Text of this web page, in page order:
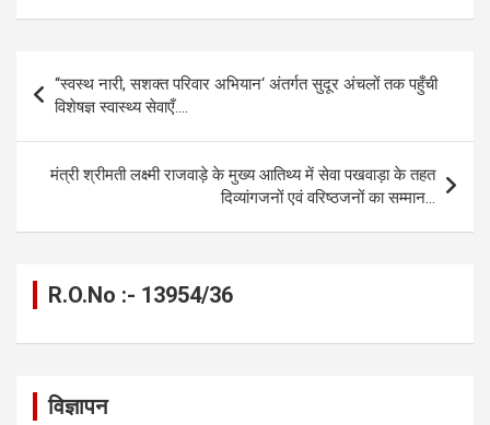
ce
o
o
k
se
n
g
er
at
A
p
p
e
gr
a
m
ail py
Li
n
k
ar
e
navigation
‘‘स्वस्थ नारी, सशक्त परिवार अभियान‘ अंतर्गत सुदूर अंचलों तक पहुँची
विशेषज्ञ स्वास्थ्य सेवाएँ….
मंत्री श्रीमती लक्ष्मी राजवाड़े के मुख्य आतिथ्य में सेवा पखवाड़ा के तहत
दिव्यांगजनों एवं वरिष्ठजनों का सम्मान…
R.O.No :- 13954/36
विज्ञापन